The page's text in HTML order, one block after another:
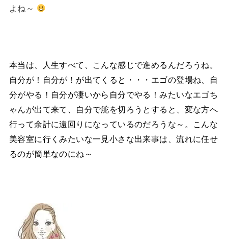
よね～
本当は、人生すべて、こんな感じで進めるんだろうね。
自分が！自分が！が出てくると・・・エゴの登場ね、自
分がやる！自分が凄いから自分でやる！みたいなエゴち
ゃんが出て来て、自分で舵を切ろうとすると、変な方へ
行って余計に遠回りになっているのだろうな～。こんな
美容室に行くみたいな一見小さな出来事は、流れに任せ
るのが簡単なのにね～